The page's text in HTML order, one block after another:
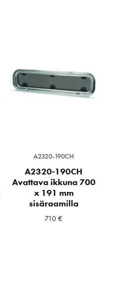
A2320-190CH
A2320-190CH
Avattava ikkuna 700
x 191 mm
sisäraamilla
710€